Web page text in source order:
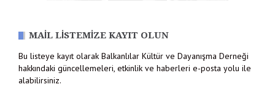
MAIL LISTEMIZE KAYIT OLUN
Bu listeye kayıt olarak Balkanlılar Kültür ve Dayanışma Derneği
hakkındaki güncellemeleri, etkinlik ve haberleri e-posta yolu ile
alabilirsiniz.